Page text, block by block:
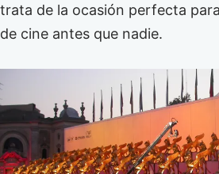
trata de la ocasión perfecta
de cine antes que nadie.